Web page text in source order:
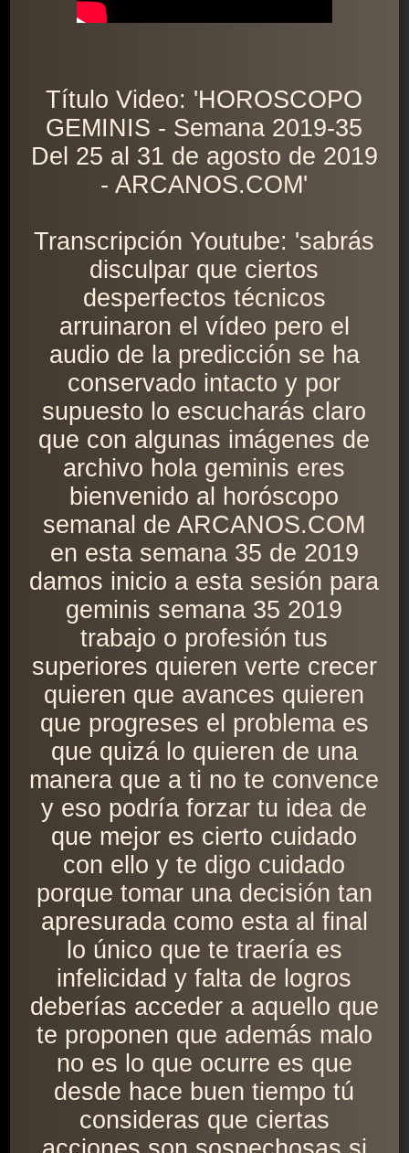
Título Video: 'HOROSCOPO
GEMINIS - Semana 2019-35
Del 25 al 31 de agosto de 2019
- ARCANOS.COM'
Transcripción Youtube: 'sabrás
disculpar que ciertos
desperfectos técnicos
arruinaron el vídeo pero el
audio de la predicción se ha
conservado intacto y por
supuesto lo escucharás claro
que con algunas imágenes de
archivo hola geminis eres
bienvenido al horóscopo
semanal de ARCANOS.COM
en esta semana 35 de 2019
damos inicio a esta sesión para
geminis semana 35 2019
trabajo o profesión tus
superiores quieren verte crecer
quieren que avances quieren
que progreses el problema es
que quizá lo quieren de una
manera que a ti no te convence
y eso podría forzar tu idea de
que mejor es cierto cuidado
con ello y te digo cuidado
porque tomar una decisión tan
apresurada como esta al final
lo único que te traería es
infelicidad y falta de logros
deberías acceder a aquello que
te proponen que además malo
no es lo que ocurre es que
desde hace buen tiempo tú
consideras que ciertas